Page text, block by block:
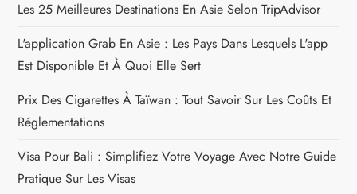
a
r
t
i
c
Les 25 Meilleures Destinations En Asie Selon TripAdvisor
L'application Grab En Asie : Les Pays Dans Lesquels L'app
Est Disponible Et À Quoi Elle Sert
Prix Des Cigarettes À Taïwan : Tout Savoir Sur Les Coûts Et
Réglementations
Visa Pour Bali : Simplifiez Votre Voyage Avec Notre Guide
Pratique Sur Les Visas